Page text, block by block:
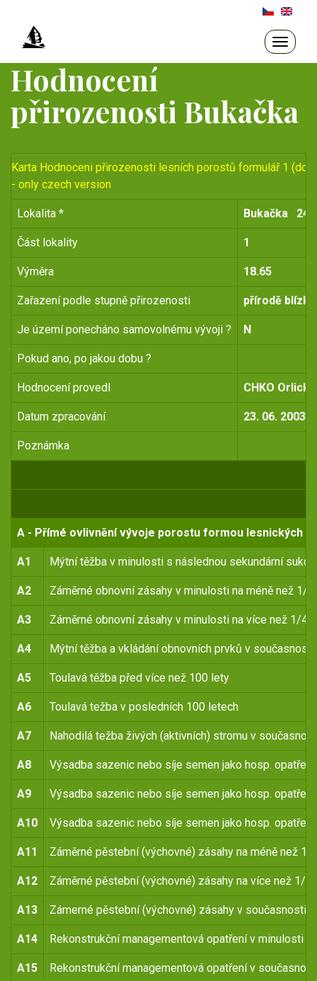
hlavnímu
Toggle
Hodnocení
přirozenosti Bukačka
Karta Hodnoceni přirozenosti lesních porostů formulář 1 (do
- only czech version
Lokalita * Bukačka
Část lokality 1
Výměra 18.65
Zařazení podle stupně přirozenosti přírodě blízký
Je území ponecháno samovolnému vývoji ? N
Pokud ano, po jakou dobu ?
Hodnocení provedl CHKO
Datum zpracování 23. 06. 2003
Poznámka
A - Přímé ovlivnění vývoje porostu formou lesnických
A1 Mýtní těžba v minulosti s následnou sekundární
A2 Záměrné obnovní zásahy v minulosti na méně než 1/
A3 Záměrné obnovní zásahy v minulosti na více než 1/4
A4 Mýtní těžba a vkládání obnovních prvků v současnosti
A5 Toulavá těžba před více než 100 lety
A6 Toulavá težba v posledních 100 letech
A7 Nahodilá težba živých (aktivních) stromu v
A8 Výsadba sazenic nebo síje semen jako hosp.
A9 Výsadba sazenic nebo síje semen jako hosp.
A10 Výsadba sazenic nebo síje semen jako hosp.
A11 Záměrné pěstební (výchovné) zásahy na méně než
A12 Záměrné pěstební (výchovné) zásahy na více než 1/
A13 Zámerné pěstební (výchovné) zásahy v současnosti
A14 Rekonstrukční managementová opatření v minulosti
A15 Rekonstrukční managementová opatření v